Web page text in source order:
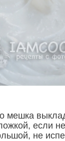
мешка
если
не